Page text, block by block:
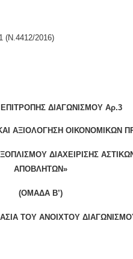
(Ν.4412/2016)
ΔΙΑΓΩΝΙΣΜΟΥ Αρ.3
ΑΞΙΟΛΟΓΗΣΗ ΟΙΚΟΝΟΜΙΚΩΝ
ΔΙΑΧΕΙΡΙΣΗΣ
ΑΠΟΒΛΗΤΩΝ»
(ΟΜΑΔΑ Β’)
ΤΟΥ ΑΝΟΙΧΤΟΥ